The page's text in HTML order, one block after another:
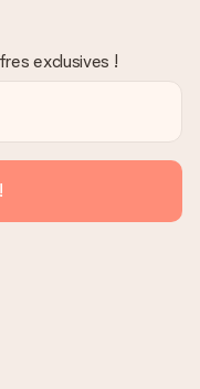
exclusives !